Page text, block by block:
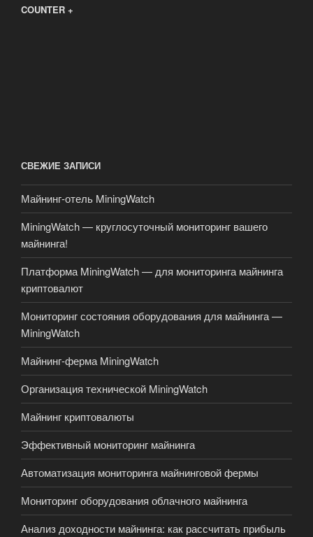
COUNTER +
СВЕЖИЕ ЗАПИСИ
Майнинг-отель MiningWatch
MiningWatch — круглосуточный мониторинг вашего
майнинга!
Платформа MiningWatch — для мониторинга майнинга
криптовалют
Мониторинг состояния оборудования для майнинга —
MiningWatch
Майнинг-ферма MiningWatch
Организация технической MiningWatch
Майнинг криптовалюты
Эффективный мониторинг майнинга
Автоматизация мониторинга майнинговой фермы
Мониторинг оборудования облачного майнинга
Анализ доходности майнинга: как рассчитать прибыль